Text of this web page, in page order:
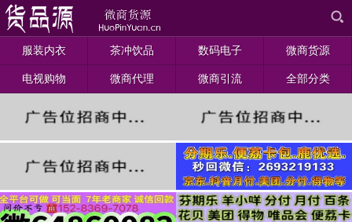
服装内衣 茶冲饮品 数码电子 微商货源
电视购物 微商代理 微商引流 全部分类